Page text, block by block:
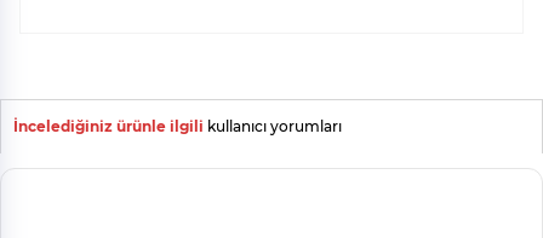
İncelediğiniz ürünle ilgili kullanıcı yorumları